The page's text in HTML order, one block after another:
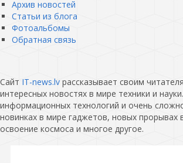
Архив новостей
Статьи из блога
Фотоальбомы
Обратная связь
Сайт IT-news.lv рассказывает своим
интересных новостях в мире техники и
информационных технологий и очень
новинках в мире гаджетов, новых прорывах
освоение космоса и многое другое.